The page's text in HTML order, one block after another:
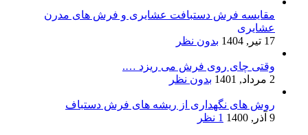
مقایسه فرش دستبافت عشایری و فرش های مدرن
عشایری
17 تیر, 1404
بدون نظر
وقتی چای روی فرش می ریزد ….
2 مرداد, 1401
بدون نظر
روش های نگهداری از ریشه های فرش دستباف
9 آذر, 1400
1 نظر